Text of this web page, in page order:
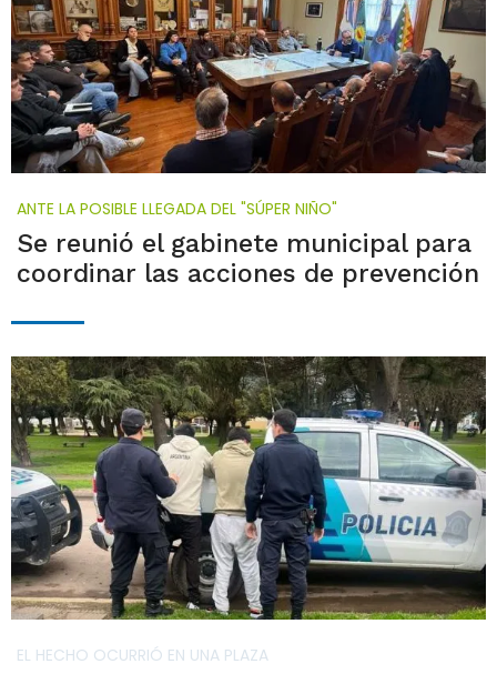
ANTE LA POSIBLE LLEGADA DEL "SÚPER NIÑO"
Se reunió el gabinete municipal para
coordinar las acciones de prevención
EL HECHO OCURRIÓ EN UNA PLAZA